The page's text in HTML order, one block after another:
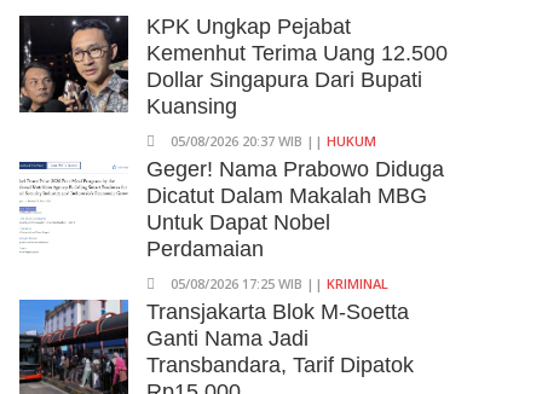
KPK Ungkap Pejabat
Kemenhut Terima Uang 12.500
Dollar Singapura Dari Bupati
Kuansing
05/08/2026 20:37 WIB || HUKUM
Geger! Nama Prabowo Diduga
Dicatut Dalam Makalah MBG
Untuk Dapat Nobel
Perdamaian
05/08/2026 17:25 WIB || KRIMINAL
Transjakarta Blok M-Soetta
Ganti Nama Jadi
Transbandara, Tarif Dipatok